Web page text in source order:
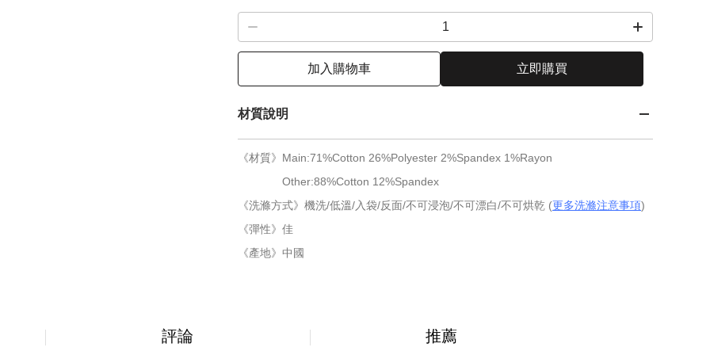
加入購物車 立即購買
材質說明
《材質》Main:71%Cotton 26%Polyester 2%Spandex 1%Rayon
Other:88%Cotton 12%Spandex
《洗滌方式》機洗/低溫/入袋/反面/不可浸泡/不可漂白/不可烘乾 (更多洗滌注意事項)
《彈性》佳
《產地》中國
評論 推薦